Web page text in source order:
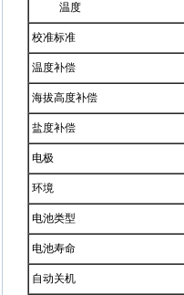
温度
校准标准
温度补偿
海拔高度补偿
盐度补偿
电极
环境
电池类型
电池寿命
自动关机